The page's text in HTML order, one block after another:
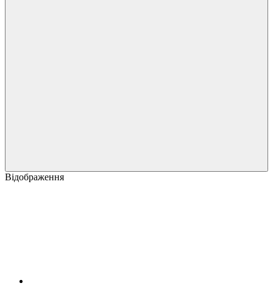
Відображення